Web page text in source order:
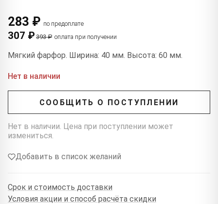
283 ₽ по предоплате
307 ₽ 393 ₽ оплата при получении
Мягкий фарфор. Ширина: 40 мм. Высота: 60 мм.
Нет в наличии
СООБЩИТЬ О ПОСТУПЛЕНИИ
Нет в наличии. Цена при поступлении может
измениться.
Добавить в список желаний
Срок и стоимость доставки
Условия акции и способ расчёта скидки